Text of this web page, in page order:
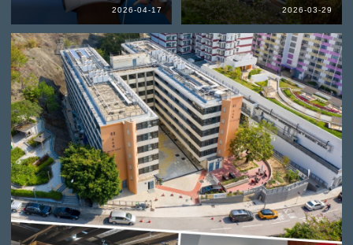
2026-04-17 2026-03-29